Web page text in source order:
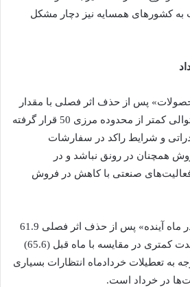
به کشورهای همسایه نیز دچار مشکل
پس از حذف اثر فصلی با مقدار
49.5، برای سومین ماه متوالی کمتر از محدوده مرزی 50 قرار گرفته
و شرایط راکد در سفارشات
همچنان در رونق نباشد و در
‌فعالیت‌های صنعتی با کاهش در فروش
شاخص «انتظارات تولید در ماه آینده» پس از حذف اثر فصلی 61.9
برآورد شده است که با شدت کمتری در مقایسه با ماه قبل (65.6)
به تعطیلات خردادماه انتظارات بسیاری
در خرداد است.